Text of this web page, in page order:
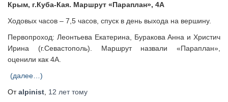
Крым, г.Куба-Кая. Маршрут «Параплан», 4А
Ходовых часов – 7,5 часов, спуск в день выхода на вершину.
Первопроход: Леонтьева Екатерина, Буракова Анна и Христич
Ирина (г.Севастополь). Маршрут назвали «Параплан»,
оценили как 4А.
(далее…)
Отalpinist 12 леттому